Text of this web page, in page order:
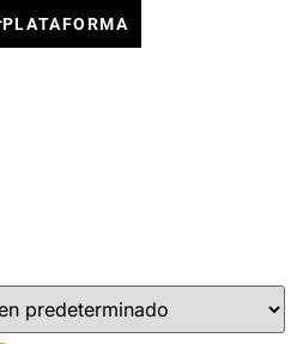
PLATAFORMA